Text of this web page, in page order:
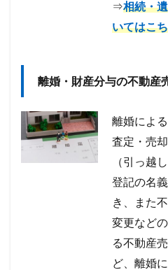
⇒相続・
いてはこ
離婚・財産分与の不動産
離婚によ
査定・売
（引っ越
登記の名
き、また
変更など
る不動産
ど、離婚